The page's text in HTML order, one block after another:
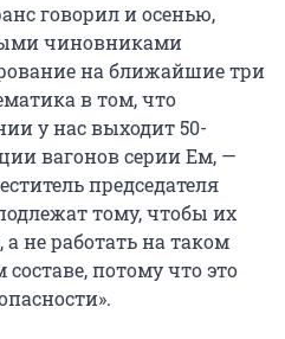
говорил и осенью,
чиновниками
на ближайшие три
в том, что
у нас выходит 50-
вагонов серии Ем, —
председателя
тому, чтобы их
а не работать на таком
потому что это